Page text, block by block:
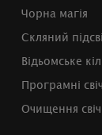
Чорна магія
Скляний
Відьомське
Програмні
Очищення